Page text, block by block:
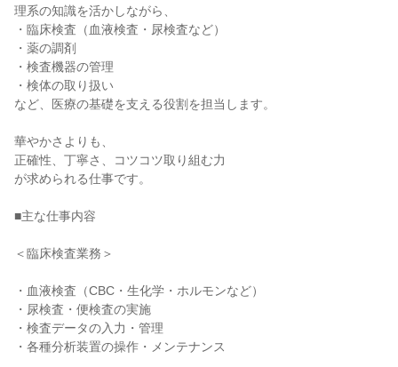
理系の知識を活かしながら、
・臨床検査（血液検査・尿検査など）
・薬の調剤
・検査機器の管理
・検体の取り扱い
など、医療の基礎を支える役割を担当します。
華やかさよりも、
正確性、丁寧さ、コツコツ取り組む力
が求められる仕事です。
■主な仕事内容
＜臨床検査業務＞
・血液検査（CBC・生化学・ホルモンなど）
・尿検査・便検査の実施
・検査データの入力・管理
・各種分析装置の操作・メンテナンス